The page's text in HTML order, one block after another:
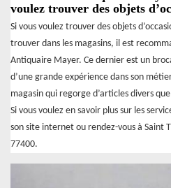
voulez trouver des objets
Si vous voulez trouver des objets
trouver dans les magasins, il est
Antiquaire Mayer. Ce dernier est un
d’une grande expérience dans son
magasin qui regorge d’articles divers
Si vous voulez en savoir plus sur les
son site internet ou rendez-vous à Saint
77400.